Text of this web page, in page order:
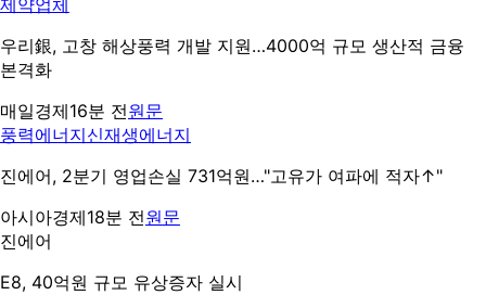
제약업체
우리銀, 고창 해상풍력 개발 지원…4000억 규모 생산적 금융
본격화
매일경제16분 전원문
풍력에너지신재생에너지
진에어, 2분기 영업손실 731억원…"고유가 여파에 적자↑"
아시아경제18분 전원문
진에어
E8, 40억원 규모 유상증자 실시